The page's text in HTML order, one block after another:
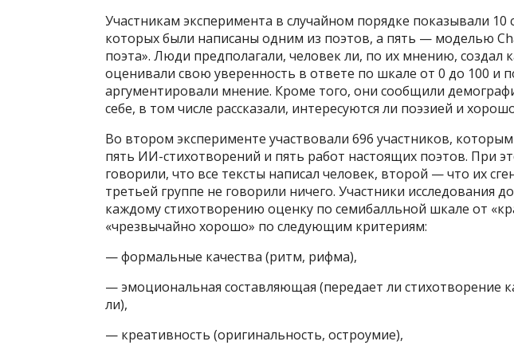
Участникам эксперимента в случайном порядке показывали 10
которых были написаны одним из поэтов, а пять — моделью
поэта». Люди предполагали, человек ли, по их мнению, создал
оценивали свою уверенность в ответе по шкале от 0 до 100 и
аргументировали мнение. Кроме того, они сообщили
себе, в том числе рассказали, интересуются ли поэзией и
Во втором эксперименте участвовали 696 участников,
пять ИИ-стихотворений и пять работ настоящих поэтов. При
говорили, что все тексты написал человек, второй — что их
третьей группе не говорили ничего. Участники исследования
каждому стихотворению оценку по семибалльной шкале от
«чрезвычайно хорошо» по следующим критериям:
— формальные качества (ритм, рифма),
— эмоциональная составляющая (передает ли стихотворение
ли),
— креативность (оригинальность, остроумие),